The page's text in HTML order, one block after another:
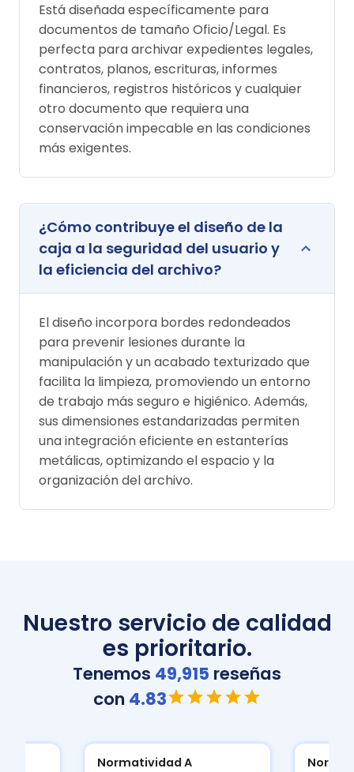
Está diseñada específicamente para
documentos de tamaño Oficio/Legal. Es
perfecta para archivar expedientes legales,
contratos, planos, escrituras, informes
financieros, registros históricos y cualquier
otro documento que requiera una
conservación impecable en las condiciones
más exigentes.
¿Cómo contribuye el diseño de la
caja a la seguridad del usuario y
la eficiencia del archivo?
El diseño incorpora bordes redondeados
para prevenir lesiones durante la
manipulación y un acabado texturizado que
facilita la limpieza, promoviendo un entorno
de trabajo más seguro e higiénico. Además,
sus dimensiones estandarizadas permiten
una integración eficiente en estanterías
metálicas, optimizando el espacio y la
organización del archivo.
Nuestro servicio de calidad
es prioritario.
Tenemos 49,915 reseñas
con 4.83
Normatividad A